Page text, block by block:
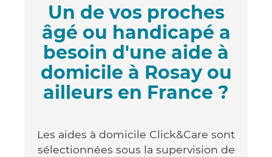
Un de vos proches
âgé ou handicapé a
besoin d'une aide à
domicile à Rosay ou
ailleurs en France ?
Les aides à domicile Click&Care sont
sélectionnées sous la supervision de